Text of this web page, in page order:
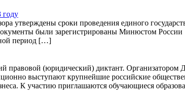
утверждены сроки проведения единого
были зарегистрированы Минюстом
период […]
правовой (юридический) диктант.
выступают крупнейшие российские
К участию приглашаются обучающиеся